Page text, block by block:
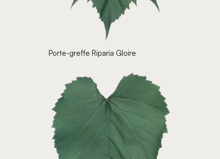
Porte-greffe Riparia Gloire